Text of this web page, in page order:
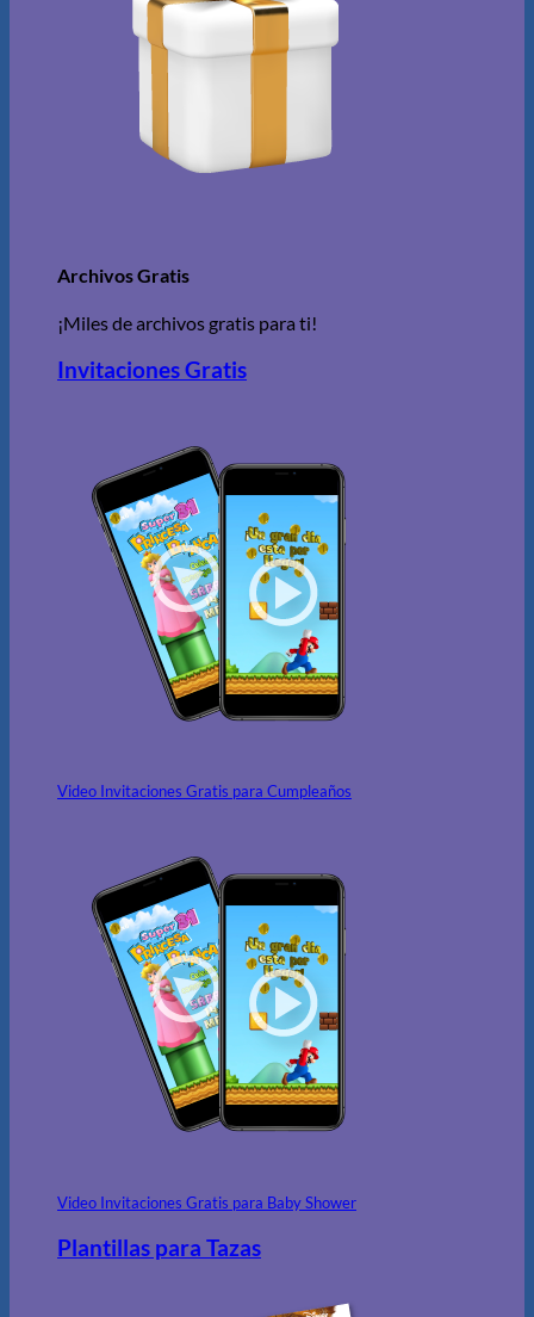
Archivos Gratis
¡Miles de archivos gratis para ti!
Invitaciones Gratis
Video Invitaciones Gratis para Cumpleaños
Video Invitaciones Gratis para Baby Shower
Plantillas para Tazas